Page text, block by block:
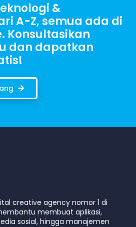
&
A-Z, semua ada di
Konsultasikan
dan dapatkan
creative agency nomor 1 di
membuat aplikasi,
sosial, hingga manajemen